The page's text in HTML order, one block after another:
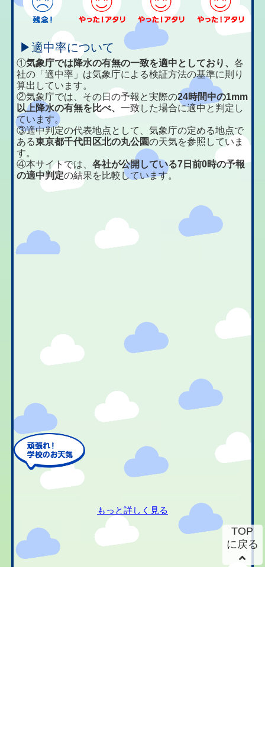
▶適中率について
①気象庁では降水の有無の一致を適中としており、各
社の「適中率」は気象庁による検証方法の基準に則り
算出しています。
②気象庁では、その日の予報と実際の24時間中の1mm
以上降水の有無を比べ、一致した場合に適中と判定し
ています。
③適中判定の代表地点として、気象庁の定める地点で
ある東京都千代田区北の丸公園の天気を参照していま
す。
④本サイトでは、各社が公開している7日前0時の予報
の適中判定の結果を比較しています。
もっと詳しく見る
TOP
に戻る